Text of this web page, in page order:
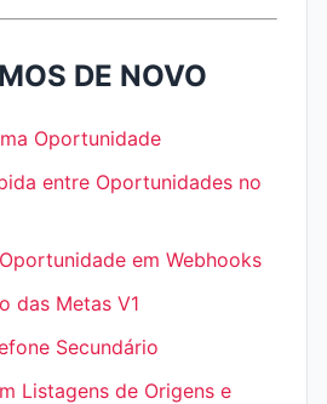
DE NOVO
Oportunidade
entre Oportunidades no
em Webhooks
das Metas V1
Secundário
Listagens de Origens e